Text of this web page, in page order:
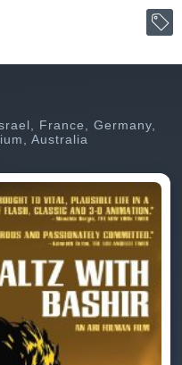
France, Germany,
Australia